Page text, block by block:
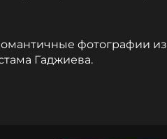
фотографии из
Гаджиева.